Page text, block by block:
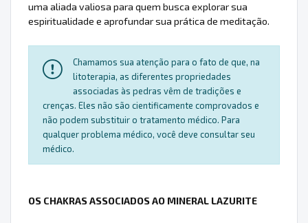
uma aliada valiosa para quem busca explorar sua
espiritualidade e aprofundar sua prática de meditação.
Chamamos sua atenção para o fato de que, na
litoterapia, as diferentes propriedades
associadas às pedras vêm de tradições e
crenças. Eles não são cientificamente comprovados e
não podem substituir o tratamento médico. Para
qualquer problema médico, você deve consultar seu
médico.
OS CHAKRAS ASSOCIADOS AO MINERAL LAZURITE